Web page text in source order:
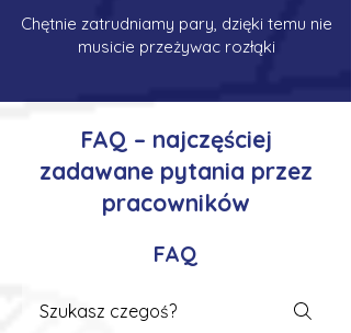
Chętnie zatrudniamy pary, dzięki temu nie
musicie przeżywac rozłąki
FAQ – najczęściej
zadawane pytania przez
pracowników
FAQ